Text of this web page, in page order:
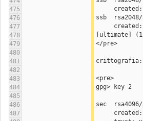
475
476
ssb  rsa2048/
477
478
[ultimate]
479
</pre>
480
481
crittografia:
482
483
<pre>
484
gpg> key 2
485
486
sec  rsa4096/
487